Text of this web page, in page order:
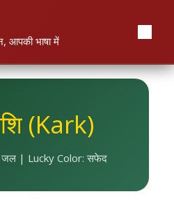
आपकी भाषा में
(Kark)
जल | Lucky Color: सफेद